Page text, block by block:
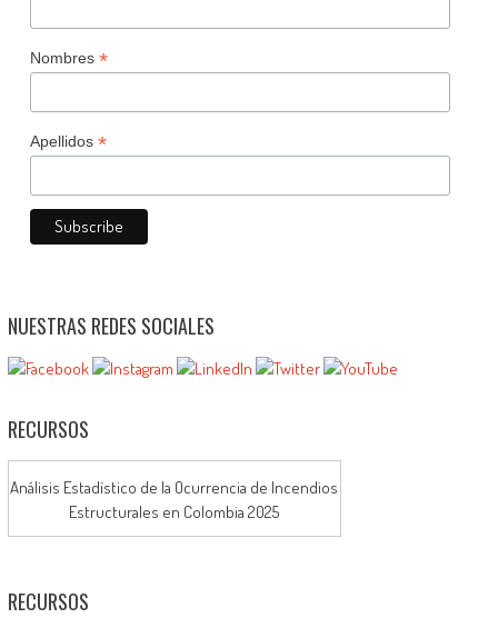
Nombres *
Apellidos *
NUESTRAS REDES SOCIALES
RECURSOS
Análisis Estadístico de la Ocurrencia de Incendios
Estructurales en Colombia 2025
RECURSOS